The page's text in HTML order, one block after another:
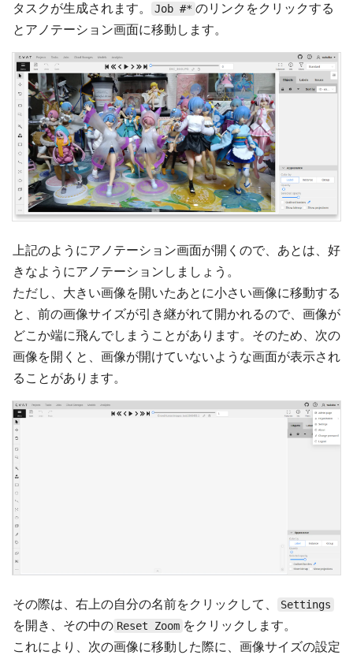
タスクが生成されます。 Job #* のリンクをクリックする
とアノテーション画面に移動します。
上記のようにアノテーション画面が開くので、あとは、好
きなようにアノテーションしましょう。
ただし、大きい画像を開いたあとに小さい画像に移動する
と、前の画像サイズが引き継がれて開かれるので、画像が
どこか端に飛んでしまうことがあります。そのため、次の
画像を開くと、画像が開けていないような画面が表示され
ることがあります。
その際は、右上の自分の名前をクリックして、 Settings
を開き、その中の Reset Zoom をクリックします。
これにより、次の画像に移動した際に、画像サイズの設定